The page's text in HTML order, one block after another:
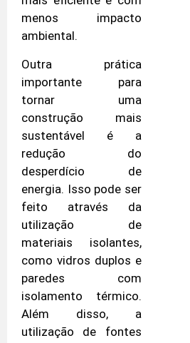
menos impacto
ambiental.
Outra prática
importante para
tornar uma
construção mais
sustentável é a
redução do
desperdício de
energia. Isso pode ser
feito através da
utilização de
materiais isolantes,
como vidros duplos e
paredes com
isolamento térmico.
Além disso, a
utilização de fontes